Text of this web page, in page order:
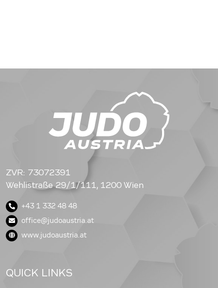
ZVR: 73072391
Wehlistraße 29/1/111, 1200 Wien
+43 1 332 48 48
office@judoaustria.at
www.judoaustria.at
QUICK LINKS